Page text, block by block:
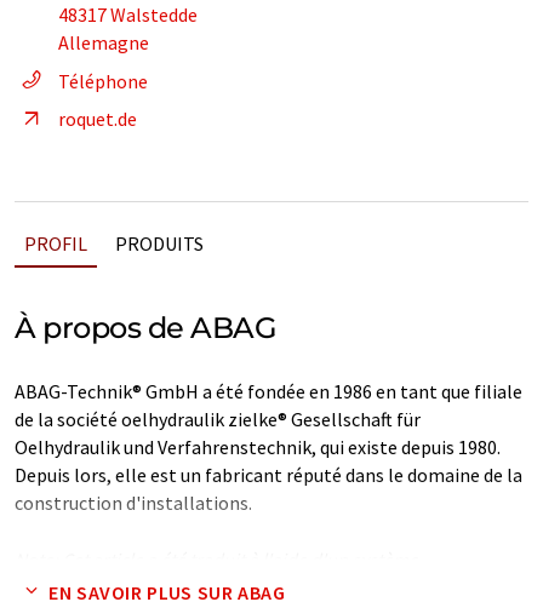
48317 Walstedde
Allemagne
Téléphone
roquet.de
PROFIL PRODUITS
À propos de ABAG
ABAG-Technik® GmbH a été fondée en 1986 en tant que filiale
de la société oelhydraulik zielke® Gesellschaft für
Oelhydraulik und Verfahrenstechnik, qui existe depuis 1980.
Depuis lors, elle est un fabricant réputé dans le domaine de la
construction d'installations.
informatique sans intervention humaine. LUMITOS propose
EN SAVOIR PLUS SUR ABAG